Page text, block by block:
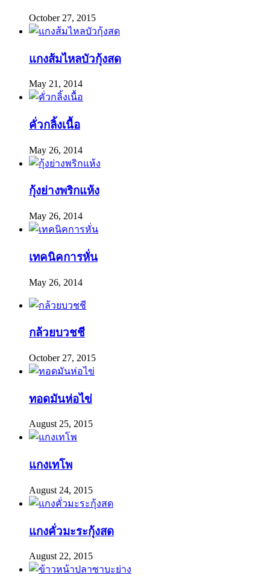
October 27, 2015
แกงส้มไหลบัวกุ้งสด
May 21, 2014
คั่วกลิ้งเนื้อ
May 26, 2014
กุ้งย่างพริกแห้ง
May 26, 2014
เทคนิคการหั่น
May 26, 2014
กล้วยบวชชี
October 27, 2015
ทอดมันห่อไข่
August 25, 2015
แกงเทโพ
August 24, 2015
แกงคั่วมะระกุ้งสด
August 22, 2015